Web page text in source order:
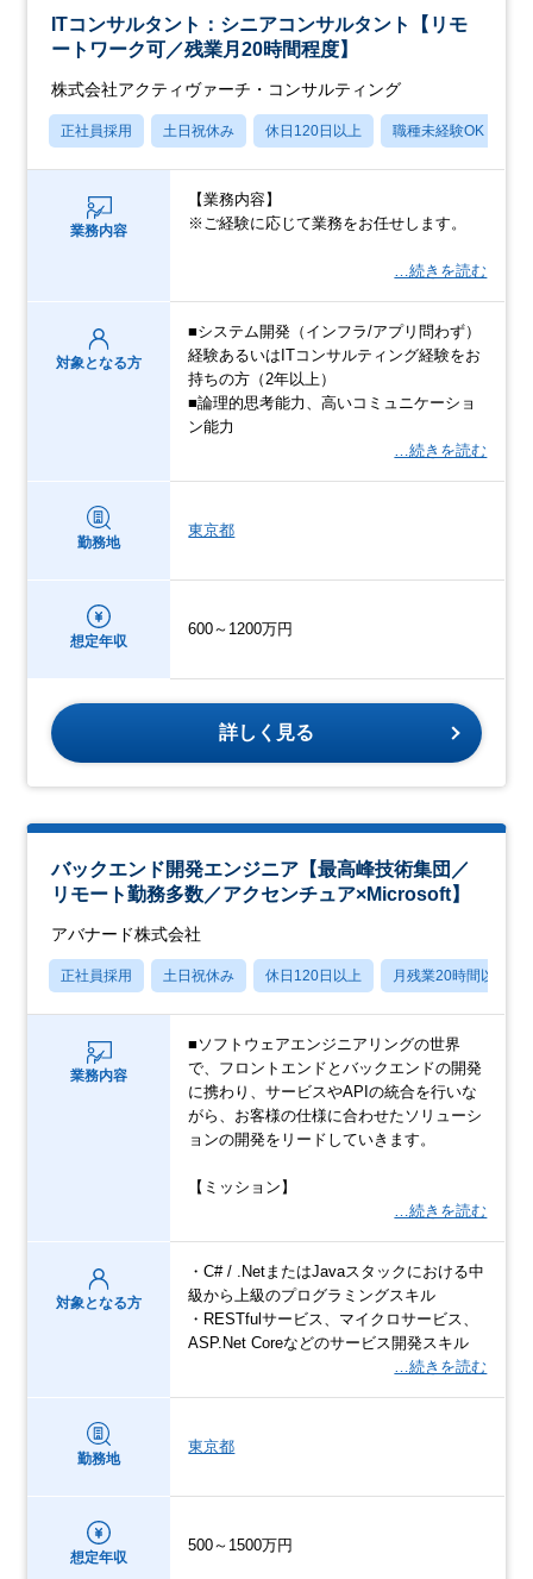
ITコンサルタント：シニアコンサルタント【リモ
ートワーク可／残業月20時間程度】
株式会社アクティヴァーチ・コンサルティング
正社員採用 土日祝休み 休日120日以上 職種未経験OK
業務内容
【業務内容】
※ご経験に応じて業務をお任せします。
…続きを読む
対象となる方
■システム開発（インフラ/アプリ問わず）
経験あるいはITコンサルティング経験をお
持ちの方（2年以上）
■論理的思考能力、高いコミュニケーショ
ン能力
…続きを読む
勤務地
東京都
想定年収
600～1200万円
詳しく見る
バックエンド開発エンジニア【最高峰技術集団／
リモート勤務多数／アクセンチュア×Microsoft】
アバナード株式会社
正社員採用 土日祝休み 休日120日以上 月残業20時間以内
業務内容
■ソフトウェアエンジニアリングの世界
で、フロントエンドとバックエンドの開発
に携わり、サービスやAPIの統合を行いな
がら、お客様の仕様に合わせたソリューシ
ョンの開発をリードしていきます。
【ミッション】
…続きを読む
対象となる方
・C# / .NetまたはJavaスタックにおける中
級から上級のプログラミングスキル
・RESTfulサービス、マイクロサービス、
ASP.Net Coreなどのサービス開発スキル
…続きを読む
勤務地
東京都
想定年収
500～1500万円